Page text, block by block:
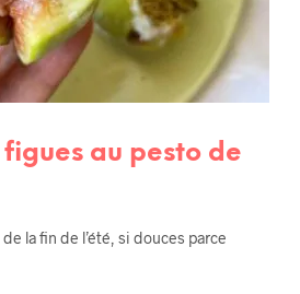
au pesto de
la fin de l’été, si douces parce